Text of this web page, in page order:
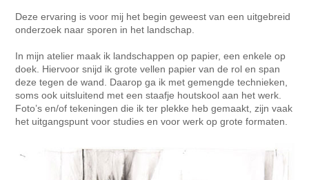
Deze ervaring is voor mij het begin geweest van een uitgebreid
onderzoek naar sporen in het landschap.
In mijn atelier maak ik landschappen op papier, een enkele op
doek. Hiervoor snijd ik grote vellen papier van de rol en span
deze tegen de wand. Daarop ga ik met gemengde technieken,
soms ook uitsluitend met een staafje houtskool aan het werk.
Foto’s en/of tekeningen die ik ter plekke heb gemaakt, zijn vaak
het uitgangspunt voor studies en voor werk op grote formaten.